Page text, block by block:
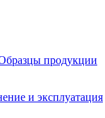
продукции
и эксплуатация